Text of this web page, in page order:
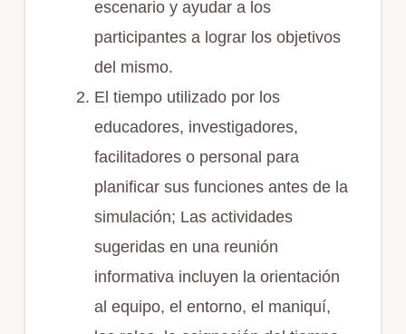
escenario y ayudar a los
participantes a lograr los objetivos
del mismo.
El tiempo utilizado por los
educadores, investigadores,
facilitadores o personal para
planificar sus funciones antes de la
simulación; Las actividades
sugeridas en una reunión
informativa incluyen la orientación
al equipo, el entorno, el maniquí,